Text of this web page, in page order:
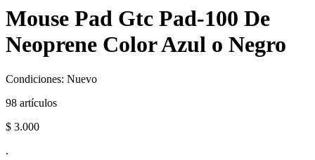
Mouse Pad Gtc Pad-100 De
Neoprene Color Azul o Negro
Condiciones: Nuevo
98 artículos
$ 3.000
.